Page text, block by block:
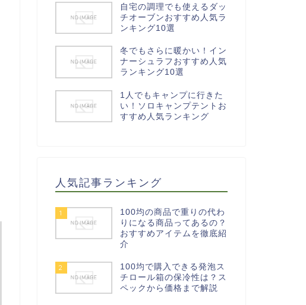
自宅の調理でも使えるダッ
チオーブンおすすめ人気ラ
ンキング10選
冬でもさらに暖かい！イン
ナーシュラフおすすめ人気
ランキング10選
1人でもキャンプに行きた
い！ソロキャンプテントお
すすめ人気ランキング
人気記事ランキング
1
100均の商品で重りの代わ
りになる商品ってあるの？
おすすめアイテムを徹底紹
介
2
100均で購入できる発泡ス
チロール箱の保冷性は？ス
ペックから価格まで解説